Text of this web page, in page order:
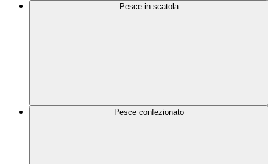
Pesce in scatola
Pesce confezionato